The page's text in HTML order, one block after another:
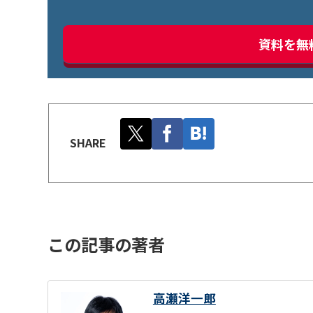
資料を無
SHARE
この記事の著者
高瀬洋一郎